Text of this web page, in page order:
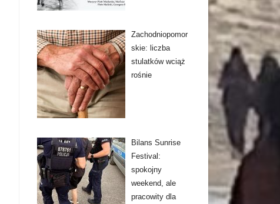
Zachodniopomor
skie: liczba
stulatków wciąż
rośnie
Bilans Sunrise
Festival:
spokojny
weekend, ale
pracowity dla